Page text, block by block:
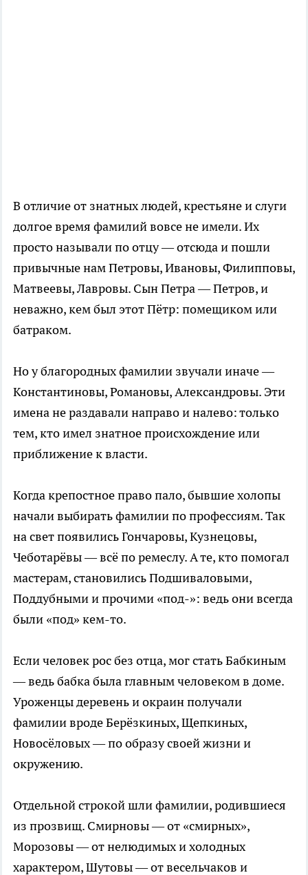
В отличие от знатных людей, крестьяне и слуги
долгое время фамилий вовсе не имели. Их
просто называли по отцу — отсюда и пошли
привычные нам Петровы, Ивановы, Филипповы,
Матвеевы, Лавровы. Сын Петра — Петров, и
неважно, кем был этот Пётр: помещиком или
батраком.
Но у благородных фамилии звучали иначе —
Константиновы, Романовы, Александровы. Эти
имена не раздавали направо и налево: только
тем, кто имел знатное происхождение или
приближение к власти.
Когда крепостное право пало, бывшие холопы
начали выбирать фамилии по профессиям. Так
на свет появились Гончаровы, Кузнецовы,
Чеботарёвы — всё по ремеслу. А те, кто помогал
мастерам, становились Подшиваловыми,
Поддубными и прочими «под-»: ведь они всегда
были «под» кем-то.
Если человек рос без отца, мог стать Бабкиным
— ведь бабка была главным человеком в доме.
Уроженцы деревень и окраин получали
фамилии вроде Берёзкиных, Щепкиных,
Новосёловых — по образу своей жизни и
окружению.
Отдельной строкой шли фамилии, родившиеся
из прозвищ. Смирновы — от «смирных»,
Морозовы — от нелюдимых и холодных
характером, Шутовы — от весельчаков и